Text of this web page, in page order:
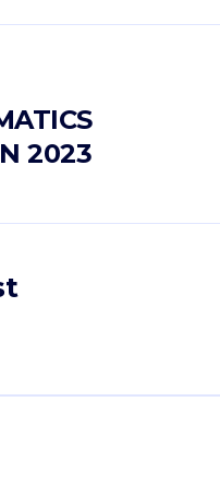
2023